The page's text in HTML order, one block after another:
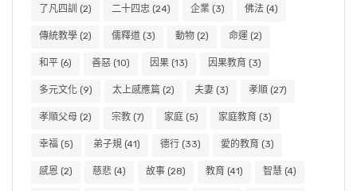
了凡四訓 (2) 二十四忠 (24) 企業 (3) 佛法 (4)
傳統教學 (2) 儒釋道 (3) 動物 (2) 命運 (2)
和平 (6) 善惡 (10) 因果 (13) 因果教育 (3)
多元文化 (9) 太上感應篇 (2) 夫妻 (3) 孝順 (27)
孝順父母 (2) 宗教 (7) 家庭 (5) 家庭教育 (3)
幸福 (5) 弟子規 (41) 德行 (33) 愛的教育 (3)
感恩 (2) 慈悲 (4) 故事 (28) 教育 (41) 智慧 (4)